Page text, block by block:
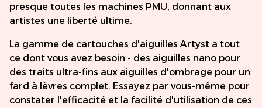
presque toutes les machines PMU, donnant aux
artistes une liberté ultime.
La gamme de cartouches d'aiguilles Artyst a tout
ce dont vous avez besoin - des aiguilles nano pour
des traits ultra-fins aux aiguilles d'ombrage pour un
fard à lèvres complet. Essayez par vous-même pour
constater l'efficacité et la facilité d'utilisation de ces